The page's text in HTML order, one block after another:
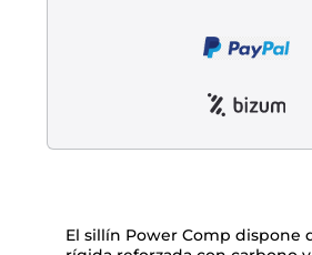
El sillín Power Comp dispone